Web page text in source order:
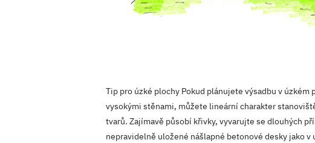
Tip pro úzké plochy Pokud plánujete výsadbu v
vysokými stěnami, můžete lineární charakter
tvarů. Zajímavě působí křivky, vyvarujte se dlouhých
nepravidelně uložené nášlapné betonové desky jako v